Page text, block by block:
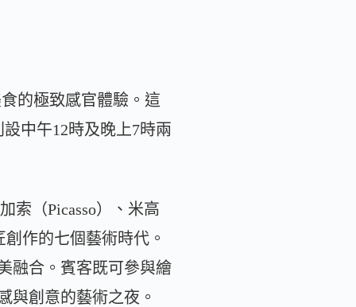
的極致感官體驗。這
中午12時及晚上7時兩
索（Picasso）、米高
作的七個藝術時代。
融合。賓客既可參與繪
與創意的藝術之夜。